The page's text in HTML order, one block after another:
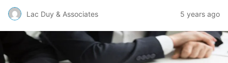
Lac Duy & Associates 5 years ago